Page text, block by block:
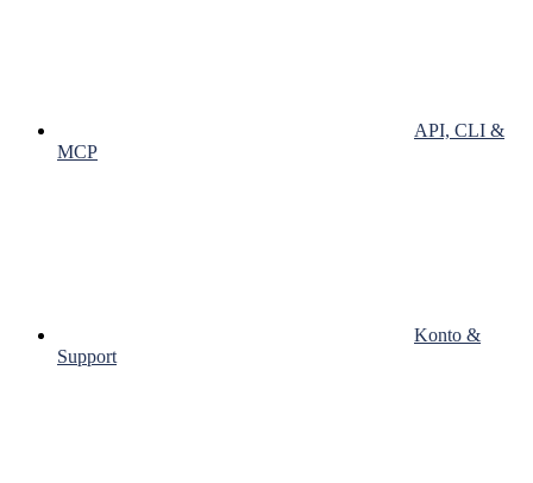
API, CLI &
MCP
Konto &
Support